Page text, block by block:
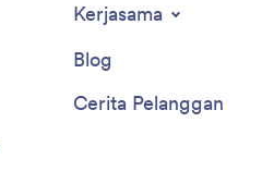
Kerjasama
Blog
Cerita Pelanggan